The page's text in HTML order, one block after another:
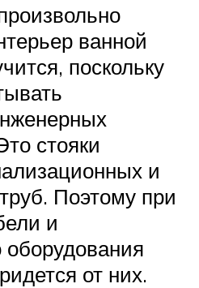
ванной
поскольку
стояки
и
Поэтому при
и
оборудования
от них.